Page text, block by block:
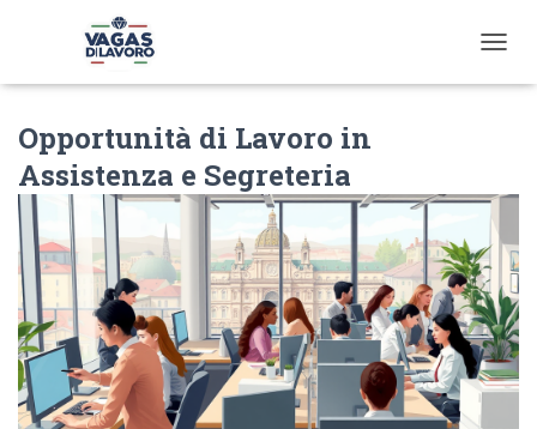
O
N
G
A
T
I
O
Opportunità di Lavoro in
Assistenza e Segreteria